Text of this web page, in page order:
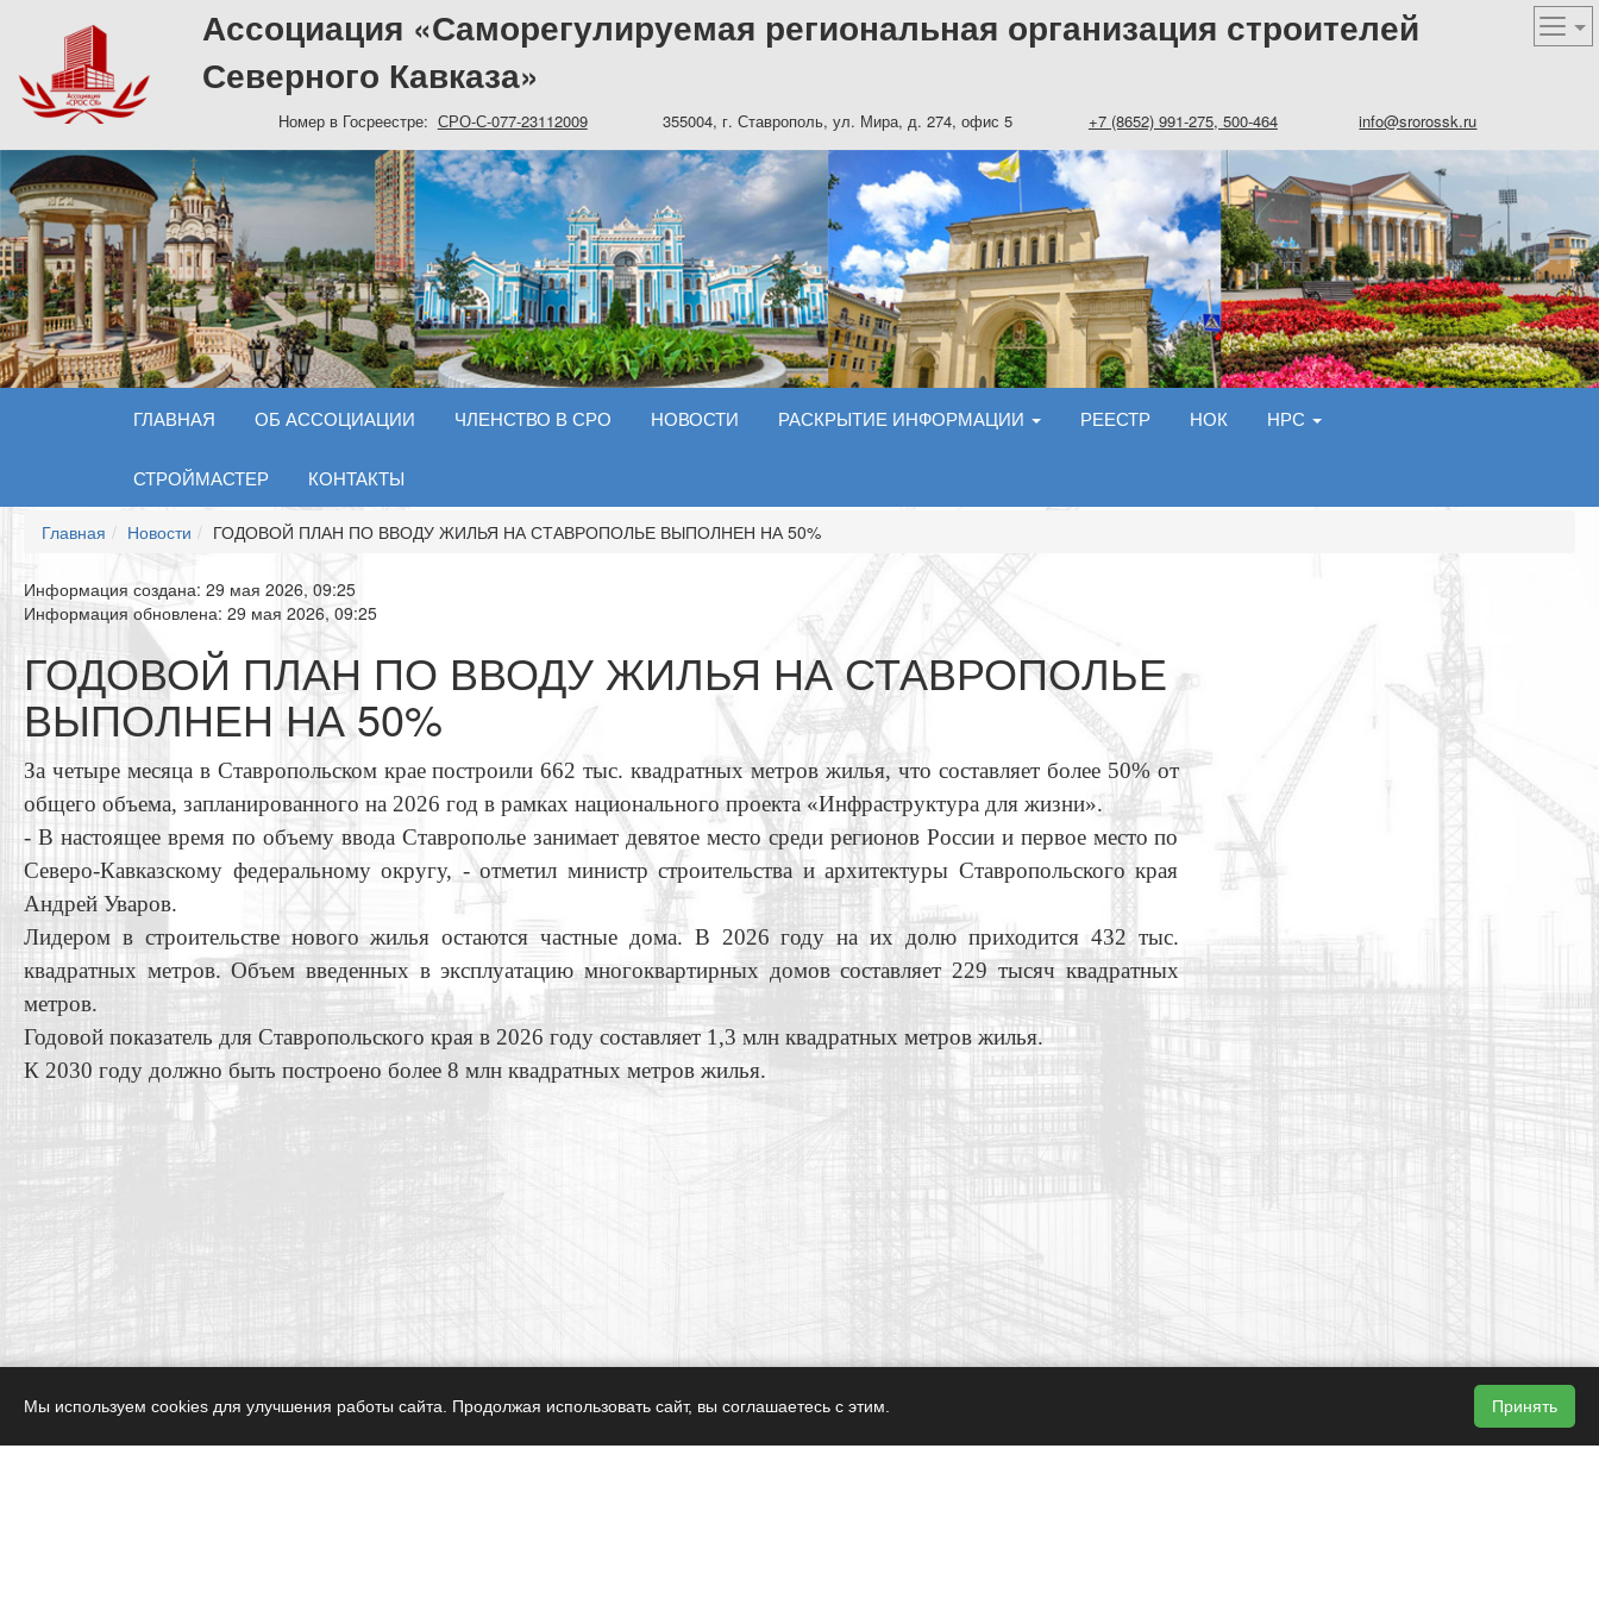
Ассоциация «Саморегулируемая региональная организация строителей
Северного Кавказа»
Номер в Госреестре: СРО-С-077-23112009 355004, г. Ставрополь, ул. Мира, д. 274, офис 5 +7 (8652) 991-275, 500-464 info@srorossk.ru
ГЛАВНАЯ ОБ АССОЦИАЦИИ ЧЛЕНСТВО В СРО НОВОСТИ РАСКРЫТИЕ ИНФОРМАЦИИ РЕЕСТР НОК НРС
СТРОЙМАСТЕР КОНТАКТЫ
Главная Новости ГОДОВОЙ ПЛАН ПО ВВОДУ ЖИЛЬЯ НА СТАВРОПОЛЬЕ ВЫПОЛНЕН НА 50%
Информация создана: 29 мая 2026, 09:25
Информация обновлена: 29 мая 2026, 09:25
ГОДОВОЙ ПЛАН ПО ВВОДУ ЖИЛЬЯ НА СТАВРОПОЛЬЕ
ВЫПОЛНЕН НА 50%
За четыре месяца в Ставропольском крае построили 662 тыс. квадратных метров жилья, что составляет более 50% от
общего объема, запланированного на 2026 год в рамках национального проекта «Инфраструктура для жизни».
- В настоящее время по объему ввода Ставрополье занимает девятое место среди регионов России и первое место по
Северо-Кавказскому федеральному округу, - отметил министр строительства и архитектуры Ставропольского края
Андрей Уваров.
Лидером в строительстве нового жилья остаются частные дома. В 2026 году на их долю приходится 432 тыс.
квадратных метров. Объем введенных в эксплуатацию многоквартирных домов составляет 229 тысяч квадратных
метров.
Годовой показатель для Ставропольского края в 2026 году составляет 1,3 млн квадратных метров жилья.
К 2030 году должно быть построено более 8 млн квадратных метров жилья.
Мы используем cookies для улучшения работы сайта. Продолжая использовать сайт, вы соглашаетесь с этим. Принять